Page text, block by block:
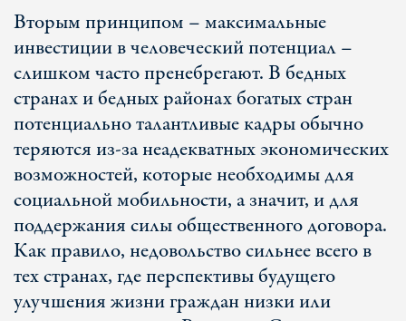
Вторым принципом – максимальные
инвестиции в человеческий потенциал –
слишком часто пренебрегают. В бедных
странах и бедных районах богатых стран
потенциально талантливые кадры обычно
теряются из-за неадекватных экономических
возможностей, которые необходимы для
социальной мобильности, а значит, и для
поддержания силы общественного договора.
Как правило, недовольство сильнее всего в
тех странах, где перспективы будущего
улучшения жизни граждан низки или